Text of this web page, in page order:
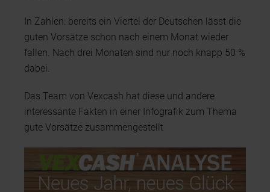
In Zahlen: bereits ein Viertel der Deutschen lässt die
guten Vorsätze schon nach einem Monat wieder
fallen. Nach drei Monaten sind nur noch knapp 50 %
dabei.
Das Team von Vexcash hat diese und andere
interessante Fakten in einer Infografik zum Thema
gute Vorsätze zusammengestellt